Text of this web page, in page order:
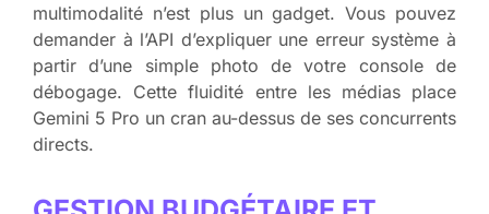
multimodalité n’est plus un gadget. Vous pouvez
demander à l’API d’expliquer une erreur système à
partir d’une simple photo de votre console de
débogage. Cette fluidité entre les médias place
Gemini 5 Pro un cran au-dessus de ses concurrents
directs.